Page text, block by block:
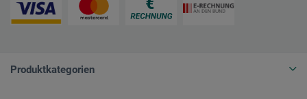
Produktkategorien